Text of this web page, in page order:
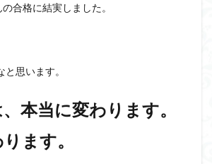
合格に結実しました。
思います。
本当に変わります。
ます。